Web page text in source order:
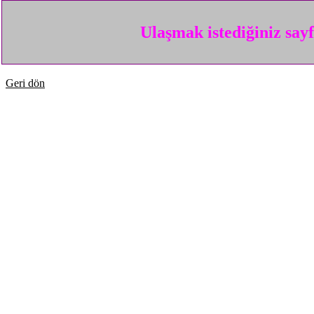
Ulaşmak istediğiniz
Geri dön